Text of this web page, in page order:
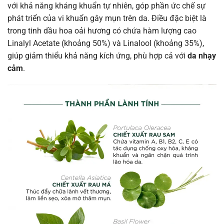
với khả năng kháng khuẩn tự nhiên, góp phần ức chế sự
phát triển của vi khuẩn gây mụn trên da. Điều đặc biệt là
trong tinh dầu hoa oải hương có chứa hàm lượng cao
Linalyl Acetate (khoảng 50%) và Linalool (khoảng 35%),
giúp giảm thiểu khả năng kích ứng, phù hợp cả với da nhạy
cảm.